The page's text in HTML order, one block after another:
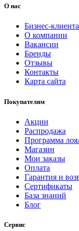
О нас
Бизнес-
О компании
Вакансии
Бренды
Отзывы
Контакты
Карта сайта
Покупателям
Акции
Распродажа
Программа
Магазин
Мои заказы
Оплата
Гарантия и
Сертификаты
База знаний
Блог
Сервис